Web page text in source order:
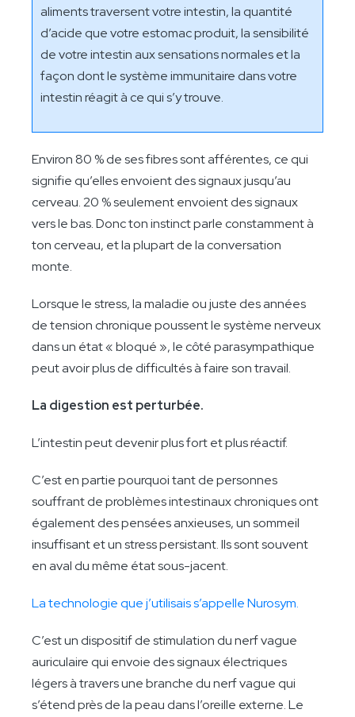
aliments traversent votre intestin, la quantité
d’acide que votre estomac produit, la sensibilité
de votre intestin aux sensations normales et la
façon dont le système immunitaire dans votre
intestin réagit à ce qui s’y trouve.
Environ 80 % de ses fibres sont afférentes, ce qui
signifie qu’elles envoient des signaux jusqu’au
cerveau. 20 % seulement envoient des signaux
vers le bas. Donc ton instinct parle constamment à
ton cerveau, et la plupart de la conversation
monte.
Lorsque le stress, la maladie ou juste des années
de tension chronique poussent le système nerveux
dans un état « bloqué », le côté parasympathique
peut avoir plus de difficultés à faire son travail.
La digestion est perturbée.
L’intestin peut devenir plus fort et plus réactif.
C’est en partie pourquoi tant de personnes
souffrant de problèmes intestinaux chroniques ont
également des pensées anxieuses, un sommeil
insuffisant et un stress persistant. Ils sont souvent
en aval du même état sous-jacent.
La technologie que j’utilisais s’appelle Nurosym.
C’est un dispositif de stimulation du nerf vague
auriculaire qui envoie des signaux électriques
légers à travers une branche du nerf vague qui
s’étend près de la peau dans l’oreille externe. Le